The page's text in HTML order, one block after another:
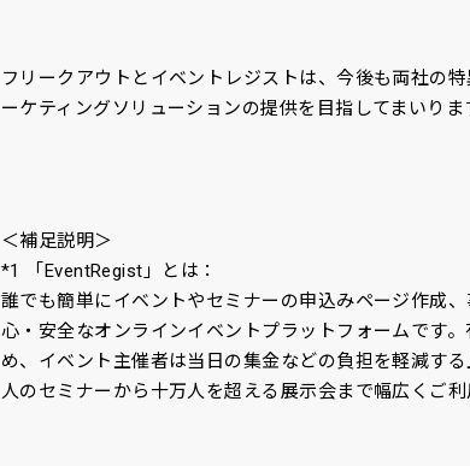
フリークアウトとイベントレジストは、今後も両社の
ーケティングソリューションの提供を目指してまいりま
＜補足説明＞
*1 「EventRegist」とは：
誰でも簡単にイベントやセミナーの申込みページ作成
心・安全なオンラインイベントプラットフォームです
め、イベント主催者は当日の集金などの負担を軽減す
人のセミナーから十万人を超える展示会まで幅広くご利